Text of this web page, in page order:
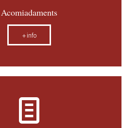
Acomiadaments
+info